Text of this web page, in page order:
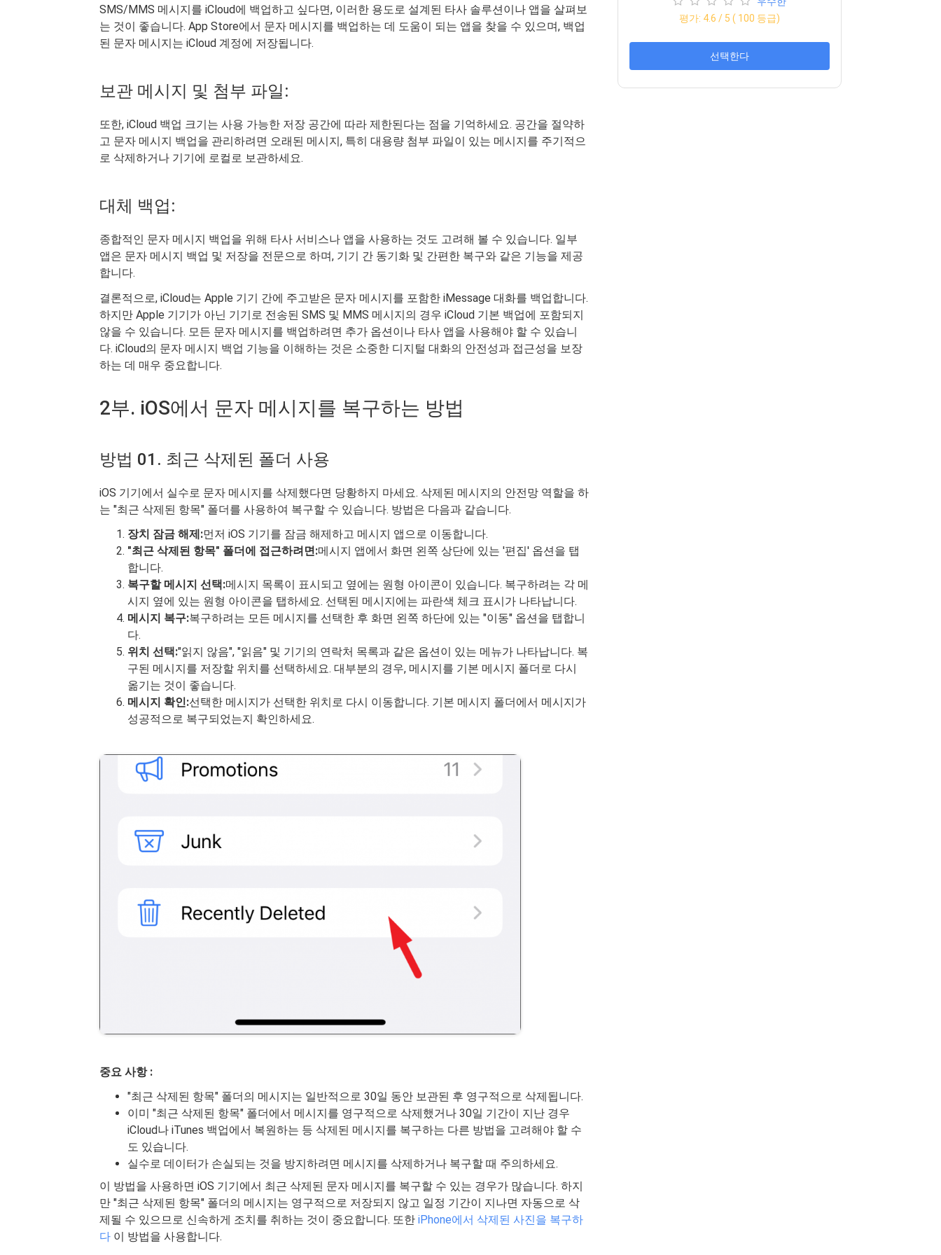
SMS/MMS 메시지를 iCloud에 백업하고 싶다면, 이러한 용도로 설계된 타사 솔루션이나 앱을 살펴보
는 것이 좋습니다. App Store에서 문자 메시지를 백업하는 데 도움이 되는 앱을 찾을 수 있으며, 백업
된 문자 메시지는 iCloud 계정에 저장됩니다.
보관 메시지 및 첨부 파일:
또한, iCloud 백업 크기는 사용 가능한 저장 공간에 따라 제한된다는 점을 기억하세요. 공간을 절약하
고 문자 메시지 백업을 관리하려면 오래된 메시지, 특히 대용량 첨부 파일이 있는 메시지를 주기적으
로 삭제하거나 기기에 로컬로 보관하세요.
대체 백업:
종합적인 문자 메시지 백업을 위해 타사 서비스나 앱을 사용하는 것도 고려해 볼 수 있습니다. 일부
앱은 문자 메시지 백업 및 저장을 전문으로 하며, 기기 간 동기화 및 간편한 복구와 같은 기능을 제공
합니다.
결론적으로, iCloud는 Apple 기기 간에 주고받은 문자 메시지를 포함한 iMessage 대화를 백업합니다.
하지만 Apple 기기가 아닌 기기로 전송된 SMS 및 MMS 메시지의 경우 iCloud 기본 백업에 포함되지
않을 수 있습니다. 모든 문자 메시지를 백업하려면 추가 옵션이나 타사 앱을 사용해야 할 수 있습니
다. iCloud의 문자 메시지 백업 기능을 이해하는 것은 소중한 디지털 대화의 안전성과 접근성을 보장
하는 데 매우 중요합니다.
2부. iOS에서 문자 메시지를 복구하는 방법
방법 01. 최근 삭제된 폴더 사용
iOS 기기에서 실수로 문자 메시지를 삭제했다면 당황하지 마세요. 삭제된 메시지의 안전망 역할을 하
는 "최근 삭제된 항목" 폴더를 사용하여 복구할 수 있습니다. 방법은 다음과 같습니다.
장치 잠금 해제:먼저 iOS 기기를 잠금 해제하고 메시지 앱으로 이동합니다.
"최근 삭제된 항목" 폴더에 접근하려면:메시지 앱에서 화면 왼쪽 상단에 있는 '편집' 옵션을 탭
합니다.
복구할 메시지 선택:메시지 목록이 표시되고 옆에는 원형 아이콘이 있습니다. 복구하려는 각 메
시지 옆에 있는 원형 아이콘을 탭하세요. 선택된 메시지에는 파란색 체크 표시가 나타납니다.
메시지 복구:복구하려는 모든 메시지를 선택한 후 화면 왼쪽 하단에 있는 "이동" 옵션을 탭합니
다.
위치 선택:"읽지 않음", "읽음" 및 기기의 연락처 목록과 같은 옵션이 있는 메뉴가 나타납니다. 복
구된 메시지를 저장할 위치를 선택하세요. 대부분의 경우, 메시지를 기본 메시지 폴더로 다시
옮기는 것이 좋습니다.
메시지 확인:선택한 메시지가 선택한 위치로 다시 이동합니다. 기본 메시지 폴더에서 메시지가
성공적으로 복구되었는지 확인하세요.
중요 사항 :
"최근 삭제된 항목" 폴더의 메시지는 일반적으로 30일 동안 보관된 후 영구적으로 삭제됩니다.
이미 "최근 삭제된 항목" 폴더에서 메시지를 영구적으로 삭제했거나 30일 기간이 지난 경우
iCloud나 iTunes 백업에서 복원하는 등 삭제된 메시지를 복구하는 다른 방법을 고려해야 할 수
도 있습니다.
실수로 데이터가 손실되는 것을 방지하려면 메시지를 삭제하거나 복구할 때 주의하세요.
이 방법을 사용하면 iOS 기기에서 최근 삭제된 문자 메시지를 복구할 수 있는 경우가 많습니다. 하지
만 "최근 삭제된 항목" 폴더의 메시지는 영구적으로 저장되지 않고 일정 기간이 지나면 자동으로 삭
제될 수 있으므로 신속하게 조치를 취하는 것이 중요합니다. 또한 iPhone에서 삭제된 사진을 복구하
다 이 방법을 사용합니다.
평가: 4.6 / 5 ( 100 등급)
선택한다